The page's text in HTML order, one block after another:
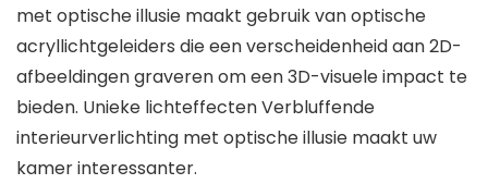
met optische illusie maakt gebruik van optische
acryllichtgeleiders die een verscheidenheid aan 2D-
afbeeldingen graveren om een ​​3D-visuele impact te
bieden. Unieke lichteffecten Verbluffende
interieurverlichting met optische illusie maakt uw
kamer interessanter.